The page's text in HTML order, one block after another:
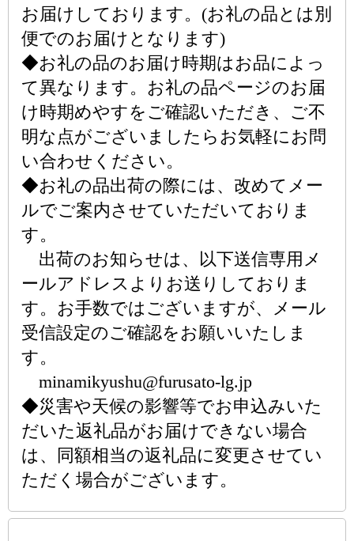
お届けしております。(お礼の品とは別
便でのお届けとなります)
◆お礼の品のお届け時期はお品によっ
て異なります。お礼の品ページのお届
け時期めやすをご確認いただき、ご不
明な点がございましたらお気軽にお問
い合わせください。
◆お礼の品出荷の際には、改めてメー
ルでご案内させていただいておりま
す。
出荷のお知らせは、以下送信専用メ
ールアドレスよりお送りしておりま
す。お手数ではございますが、メール
受信設定のご確認をお願いいたしま
す。
minamikyushu@furusato-lg.jp
◆災害や天候の影響等でお申込みいた
だいた返礼品がお届けできない場合
は、同額相当の返礼品に変更させてい
ただく場合がございます。